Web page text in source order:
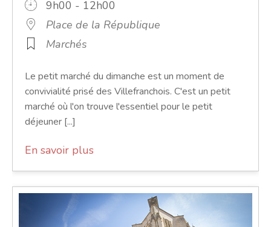
9h00 - 12h00
Place de la République
Marchés
Le petit marché du dimanche est un moment de
convivialité prisé des Villefranchois. C'est un petit
marché où l'on trouve l'essentiel pour le petit
déjeuner [...]
En savoir plus